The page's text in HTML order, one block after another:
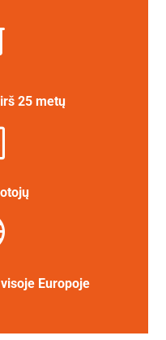
25 metų
Europoje